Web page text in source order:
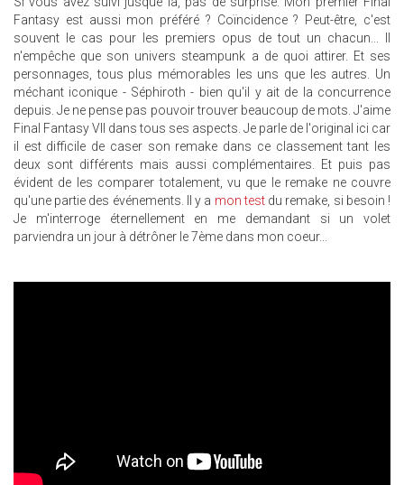
Fantasy est aussi mon préféré ? Coïncidence ? Peut-être, c'est
souvent le cas pour les premiers opus de tout un chacun... Il
n'empêche que son univers steampunk a de quoi attirer. Et ses
personnages, tous plus mémorables les uns que les autres. Un
méchant iconique - Séphiroth - bien qu'il y ait de la concurrence
depuis. Je ne pense pas pouvoir trouver beaucoup de mots. J'aime
Final Fantasy VII dans tous ses aspects. Je parle de l'original ici car
il est difficile de caser son remake dans ce classement tant les
deux sont différents mais aussi complémentaires. Et puis pas
évident de les comparer totalement, vu que le remake ne couvre
qu'une partie des événements. Il y a mon testdu remake, si besoin !
Je m'interroge éternellement en me demandant si un volet
parviendra un jour à détrôner le 7ème dans mon coeur...